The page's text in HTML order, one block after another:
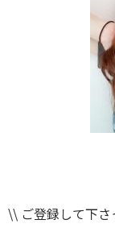
\\ ご登録して下